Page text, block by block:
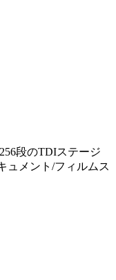
段のTDIステージ
ュメント/フィルムス